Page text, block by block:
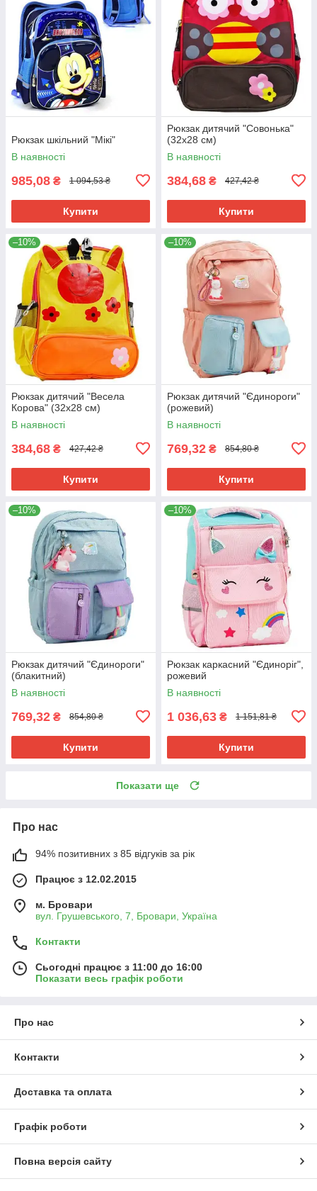
Рюкзак шкільний "Мікі"
В наявності
985,08 ₴ 1 094,53 ₴
Купити
Рюкзак дитячий "Совонька"
(32х28 см)
В наявності
384,68 ₴ 427,42 ₴
Купити
–10%
Рюкзак дитячий "Весела
Корова" (32х28 см)
В наявності
384,68 ₴ 427,42 ₴
Купити
–10%
Рюкзак дитячий "Єдинороги"
(рожевий)
В наявності
769,32 ₴ 854,80 ₴
Купити
–10%
Рюкзак дитячий "Єдинороги"
(блакитний)
В наявності
769,32 ₴ 854,80 ₴
Купити
–10%
Рюкзак каркасний "Єдиноріг",
рожевий
В наявності
1 036,63 ₴ 1 151,81 ₴
Купити
Показати ще
Про нас
94% позитивних з 85 відгуків за рік
Працює з 12.02.2015
м. Бровари
вул. Грушевського, 7, Бровари, Україна
Контакти
Сьогодні працює з 11:00 до 16:00
Показати весь графік роботи
Про нас
Контакти
Доставка та оплата
Графік роботи
Повна версія сайту